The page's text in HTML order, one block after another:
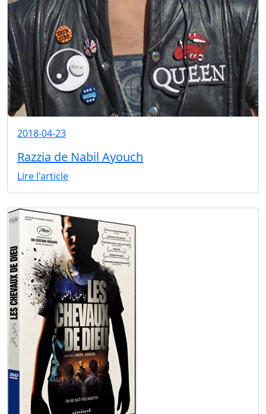
2018-04-23
Razzia de Nabil Ayouch
Lire l'article